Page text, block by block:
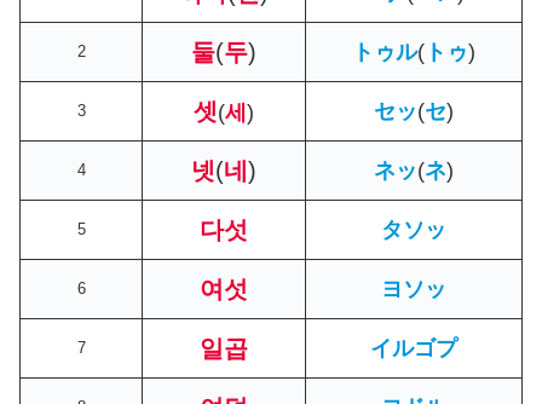
2 둘(두) トゥル( トゥ)
3 셋(세 ) セッ(セ)
4 넷(네 ) ネッ(ネ)
5 다섯 タソッ
6 여섯 ヨソッ
7 일곱 イルゴプ